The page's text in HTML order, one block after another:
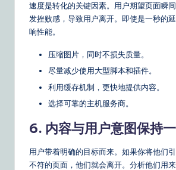
速度是转化的关键因素。用户期望页面瞬
发挫败感，导致用户离开。即使是一秒的
响性能。
压缩图片，同时不损失质量。
尽量减少使用大型脚本和插件。
利用缓存机制，更快地提供内容。
选择可靠的主机服务商。
6. 内容与用户意图保持
用户带着明确的目标而来。如果你将他们
不符的页面，他们就会离开。分析他们用